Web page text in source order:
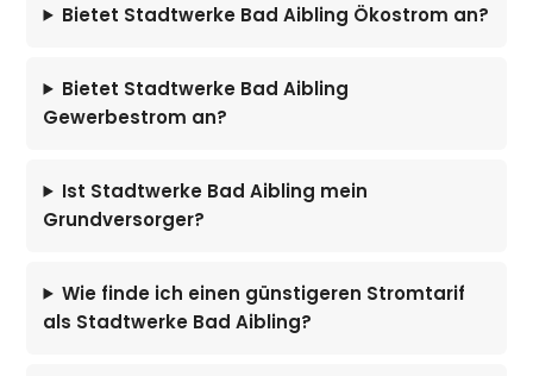
Bietet Stadtwerke Bad Aibling Ökostrom an?
Bietet Stadtwerke Bad Aibling
Gewerbestrom an?
Ist Stadtwerke Bad Aibling mein
Grundversorger?
Wie finde ich einen günstigeren Stromtarif
als Stadtwerke Bad Aibling?